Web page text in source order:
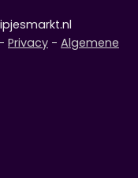
- Privacy - Algemene